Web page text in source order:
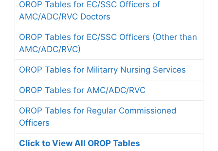
OROP Tables for EC/SSC Officers of
AMC/ADC/RVC Doctors
OROP Tables for EC/SSC Officers (Other than
AMC/ADC/RVC)
OROP Tables for Militarry Nursing Services
OROP Tables for AMC/ADC/RVC
OROP Tables for Regular Commissioned
Officers
Click to View All OROP Tables